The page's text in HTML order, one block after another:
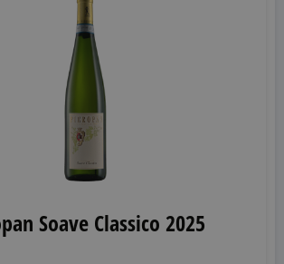
Soave Classico 2025